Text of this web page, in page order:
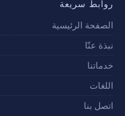
روابط سريعة
الصفحة الرئيسية
نبذة عنّا
خدماتنا
اللغات
اتصل بنا